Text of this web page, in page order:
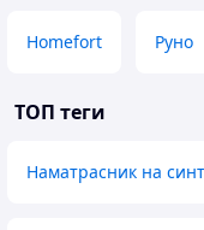
Homefort Руно
ТОП теги
Наматрасник на